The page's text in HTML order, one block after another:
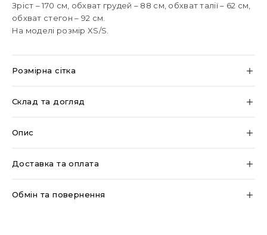
Зріст – 170 см, обхват грудей – 88 см, обхват талії – 62 см,
обхват стегон – 92 см.
На моделі розмір XS/S.
Розмірна сітка
Склад та догляд
Опис
Доставка та оплата
Обмін та повернення